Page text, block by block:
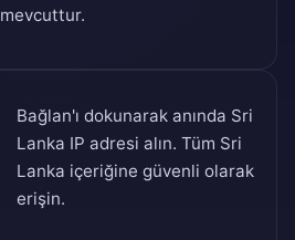
mevcuttur.
Bağlan'ı dokunarak anında Sri
Lanka IP adresi alın. Tüm Sri
Lanka içeriğine güvenli olarak
erişin.